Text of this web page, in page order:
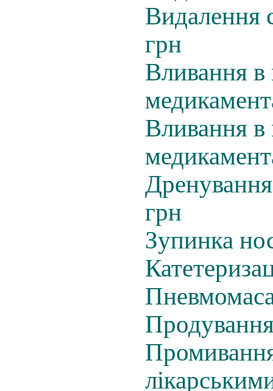
Видалення
грн
Вливання в
Вливання в
грн
Зупинка